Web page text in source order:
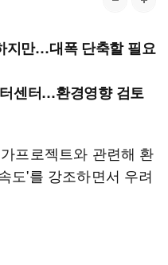
지만…대폭 단축할 필요
센터…환경영향 검토
프로젝트와 관련해 환
도'를 강조하면서 우려